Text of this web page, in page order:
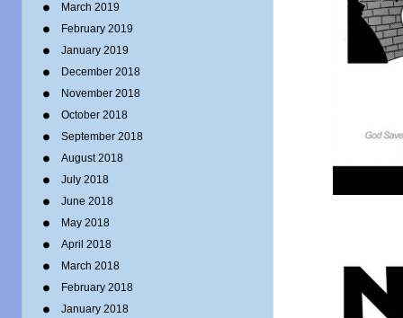
March 2019
February 2019
January 2019
December 2018
November 2018
October 2018
September 2018
August 2018
July 2018
June 2018
May 2018
April 2018
March 2018
February 2018
January 2018